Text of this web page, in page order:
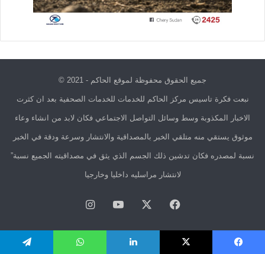
جميع الحقوق محفوظة لموقع الحاكم - 2021 ©
نبعت فكرة تاسيس مركز الحاكم للخدمات للخدمات الصحفية بعد ان كثرت
الاخبار المكذوبة وسط وسائل التواصل الاجتماعي فكان لابد من انشاء وعاء
موثوق يستقي منه متلقي الخبر بالمصداقية والانتشار وسرعة ودقة في الخبر
نسبة لمصدره فكان تدشين ذلك الجسم الذي يثق في مصداقيته الجميع نسبة”
لانتشار مراسليه داخليا وخارجيا
فيسبوك يوتيوبانستقرام